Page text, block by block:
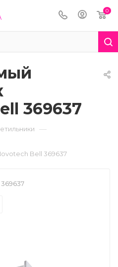
0
369637
—
Bell 369637
369637